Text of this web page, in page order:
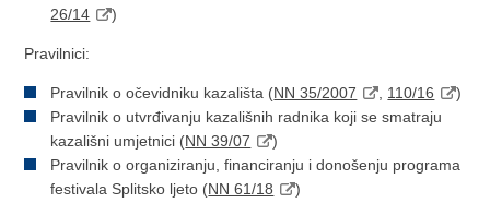
26/14
)
Pravilnici:
Pravilnik o očevidniku kazališta (NN 35/2007 110/16
)
Pravilnik o utvrđivanju kazališnih radnika koji se smatraju
kazališni umjetnici (NN 39/07
)
Pravilnik o organiziranju, financiranju i donošenju programa
festivala Splitsko ljeto (NN 61/18
)